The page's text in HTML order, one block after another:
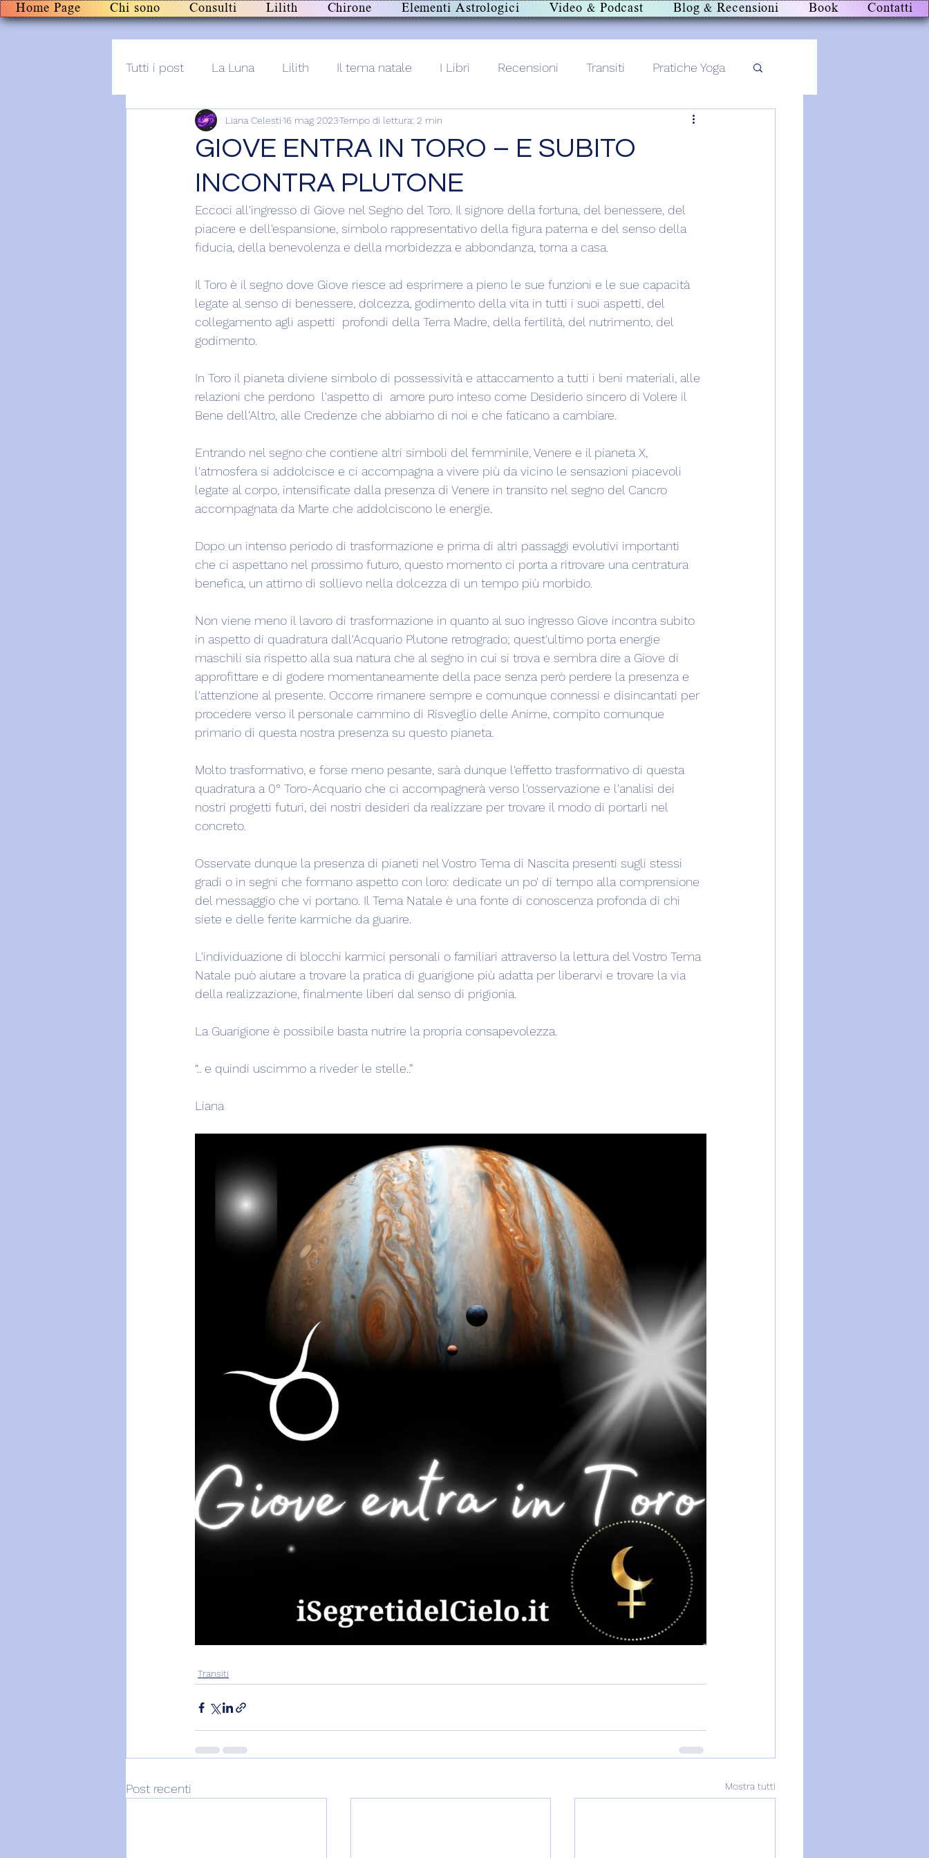
Home Page Chi sono Consulti Lilith Chirone Elementi Astrologici Video & Podcast Blog & Recensioni Book Contatti
Tutti i post La Luna Lilith Il tema natale I Libri Recensioni Transiti Pratiche Yoga
Post+audio Lilith+
GIOVE ENTRA IN TORO – E SUBITO
INCONTRA PLUTONE
Liana Celesti16 mag 2023Tempo di lettura: 2 min
Eccoci all'ingresso di Giove nel Segno del Toro. Il signore della fortuna, del benessere, del
piacere e dell'espansione, simbolo rappresentativo della figura paterna e del senso della
fiducia, della benevolenza e della morbidezza e abbondanza, torna a casa.
Il Toro è il segno dove Giove riesce ad esprimere a pieno le sue funzioni e le sue capacità
legate al senso di benessere, dolcezza, godimento della vita in tutti i suoi aspetti, del
collegamento agli aspetti  profondi della Terra Madre, della fertilità, del nutrimento, del
godimento.
In Toro il pianeta diviene simbolo di possessività e attaccamento a tutti i beni materiali, alle
relazioni che perdono  l'aspetto di  amore puro inteso come Desiderio sincero di Volere il
Bene dell'Altro, alle Credenze che abbiamo di noi e che faticano a cambiare.
Entrando nel segno che contiene altri simboli del femminile, Venere e il pianeta X,
l'atmosfera si addolcisce e ci accompagna a vivere più da vicino le sensazioni piacevoli
legate al corpo, intensificate dalla presenza di Venere in transito nel segno del Cancro
accompagnata da Marte che addolciscono le energie.
Dopo un intenso periodo di trasformazione e prima di altri passaggi evolutivi importanti
che ci aspettano nel prossimo futuro, questo momento ci porta a ritrovare una centratura
benefica, un attimo di sollievo nella dolcezza di un tempo più morbido.
Non viene meno il lavoro di trasformazione in quanto al suo ingresso Giove incontra subito
in aspetto di quadratura dall'Acquario Plutone retrogrado; quest'ultimo porta energie
maschili sia rispetto alla sua natura che al segno in cui si trova e sembra dire a Giove di
approfittare e di godere momentaneamente della pace senza però perdere la presenza e
l'attenzione al presente. Occorre rimanere sempre e comunque connessi e disincantati per
procedere verso il personale cammino di Risveglio delle Anime, compito comunque
primario di questa nostra presenza su questo pianeta.
Molto trasformativo, e forse meno pesante, sarà dunque l'effetto trasformativo di questa
quadratura a 0° Toro-Acquario che ci accompagnerà verso l'osservazione e l'analisi dei
nostri progetti futuri, dei nostri desideri da realizzare per trovare il modo di portarli nel
concreto.
Osservate dunque la presenza di pianeti nel Vostro Tema di Nascita presenti sugli stessi
gradi o in segni che formano aspetto con loro: dedicate un po' di tempo alla comprensione
del messaggio che vi portano. Il Tema Natale è una fonte di conoscenza profonda di chi
siete e delle ferite karmiche da guarire.
L'individuazione di blocchi karmici personali o familiari attraverso la lettura del Vostro Tema
Natale può aiutare a trovare la pratica di guarigione più adatta per liberarvi e trovare la via
della realizzazione, finalmente liberi dal senso di prigionia.
La Guarigione è possibile basta nutrire la propria consapevolezza.
“.. e quindi uscimmo a riveder le stelle..”
Liana
Transiti
Post recenti Mostra tutti